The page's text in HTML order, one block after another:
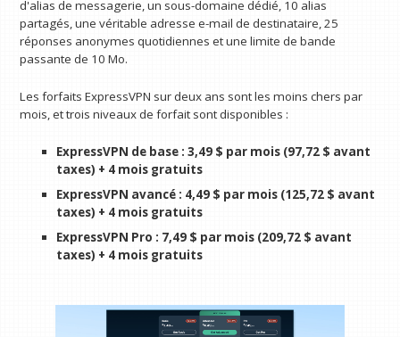
d'alias de messagerie, un sous-domaine dédié, 10 alias
partagés, une véritable adresse e-mail de destinataire, 25
réponses anonymes quotidiennes et une limite de bande
passante de 10 Mo.
Les forfaits ExpressVPN sur deux ans sont les moins chers par
mois, et trois niveaux de forfait sont disponibles :
ExpressVPN de base : 3,49 $ par mois(97,72 $ avant
taxes) + 4 mois gratuits
ExpressVPN avancé : 4,49 $ par mois(125,72 $ avant
taxes) + 4 mois gratuits
ExpressVPN Pro : 7,49 $ par mois(209,72 $ avant
taxes) + 4 mois gratuits